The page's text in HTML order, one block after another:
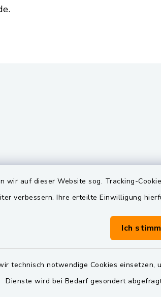
wir auf dieser Website sog. Tracking-
verbessern. Ihre erteilte Einwilligung
Ich
technisch notwendige Cookies
Dienste wird bei Bedarf gesondert
Öffnungszeiten
08:00-12:00 Uhr
Montag und Dienstag
14:00-16:00 Uhr
Donnerstag zusätzlich: